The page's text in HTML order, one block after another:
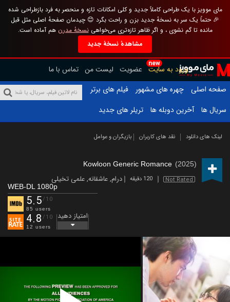
مای موویز با یک طراحی کاملاً جدید و کلی امکانات تازه و منحصر به فرد بازطراحی شده
🎉 حتماً یک سر به نسخهٔ جدید بزن و راحت بگرد 😊 چیدمان صفحهٔ اصلی مثل قبل
مانده تا گم نشوی ، و اگر ظاهر تازه‌تری می‌خواهینسخهٔ مدرن هم آماده است.
مشاهدهٔ نسخهٔ جدید
new
ورود به سایت عضویت لیست من تماس با ما
صفحه اصلی
چهره های مشهور
فیلم های برتر
سریال ها
آخرین دوبله ها تریلر های جدید
لینک های دانلود نقد های کاربران بازیگران و عوامل
Kowloon Generic Romance (2025)
Not Rated 120 دقیقه درام,عاشقانه,علمی تخیلی
WEB-DL 1080p
5.5/10
85 users
4.8 /10
12 users
امتیاز دهید